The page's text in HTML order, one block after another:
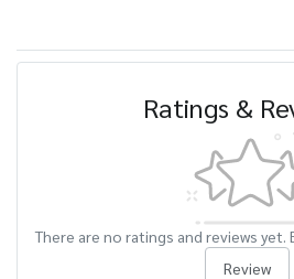
Ratings &
There are no ratings and reviews
Review